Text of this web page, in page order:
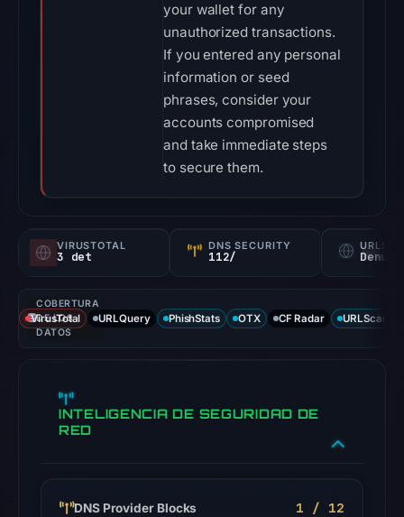
your wallet for any
unauthorized transactions.
If you entered any personal
information or seed
phrases, consider your
accounts compromised
and take immediate steps
to secure them.
VIRUSTOTAL
3 det
DNS SECURITY
112/
COBERTURA
DE LOS
DATOS
VirusTotal URLQuery PhishStats OTX CF Radar URLScan
INTELIGENCIA DE SEGURIDAD DE
RED
DNS Provider Blocks 1 / 12